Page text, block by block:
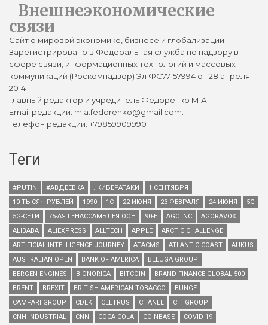
Внешнеэкономические
связи
Сайт о мировой экономике, бизнесе и глобализации
Зарегистрировано в Федеральная служба по надзору в
сфере связи, информационных технологий и массовых
коммуникаций (Роскомнадзор) Эл ФС77-57994 от 28 апреля
2014
Главный редактор и учредитель Федоренко М.А.
Email редакции: m.a.fedorenko@gmail.com.
Телефон редакции: +79859909990
Теги
#PUTIN #АВДЕЕВКА . КИБЕРАТАКИ
1 СЕНТЯБРЯ
10 ТЫСЯЧ РУБЛЕЙ
1990 1С 22 ИЮНЯ 23 ФЕВРАЛЯ 24 ИЮНЯ
5G
5G-СЕТИ
75-АЯ ГЕНАССАМБЛЕЯ ООН 90-Е AGC INC
AGORAVOX
ALIBABA
ALIEXPRESS ALLTECH APPLE
ARCTIC CHALLENGE
ARTIFICIAL INTELLIGENCE JOURNEY
ATACMS ATLANTIC COAST
AUKUS
AUSTRALIAN OPEN
BANK OF AMERICA
BELUGA GROUP
BERGEN ENGINES
BIONORICA BITCOIN
BRAND FINANCE GLOBAL 500
BRENT
BREXIT BRITISH AMERICAN TOBACCO
BUNGE
CAMPARI GROUP
CDEK CEETRUS CHANEL
CITIGROUP
CNH INDUSTRIAL
CNN COCA-COLA COINBASE
COVID-19